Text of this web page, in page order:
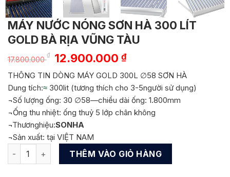
MÁY NƯỚC NÓNG SƠN HÀ 300 LÍT
GOLD BÀ RỊA VŨNG TÀU
17.800.000
₫
Giá
gốc
là:
17.800.000 ₫.
12.900.000₫Giá
hiện
tại
là:
12.900.000 ₫.
THÔNG TIN DÒNG MÁY GOLD 300L ∅58 SƠN HÀ
Dung tích:≈ 300lit (tương thích cho 3-5người sử dụng)
¬Số lượng ống: 30 ∅58—chiều dài ống: 1.800mm
¬Ống thu nhiệt: ống thuỷ 5 lớp chân không
¬Thươnghiệu:SONHA
¬Sản xuất: tại VIỆT NAM
MÁY NƯỚC NÓNG SƠN HÀ 300 LÍT GOLD BÀ RỊA VŨNG
THÊM VÀO GIỎ HÀNG